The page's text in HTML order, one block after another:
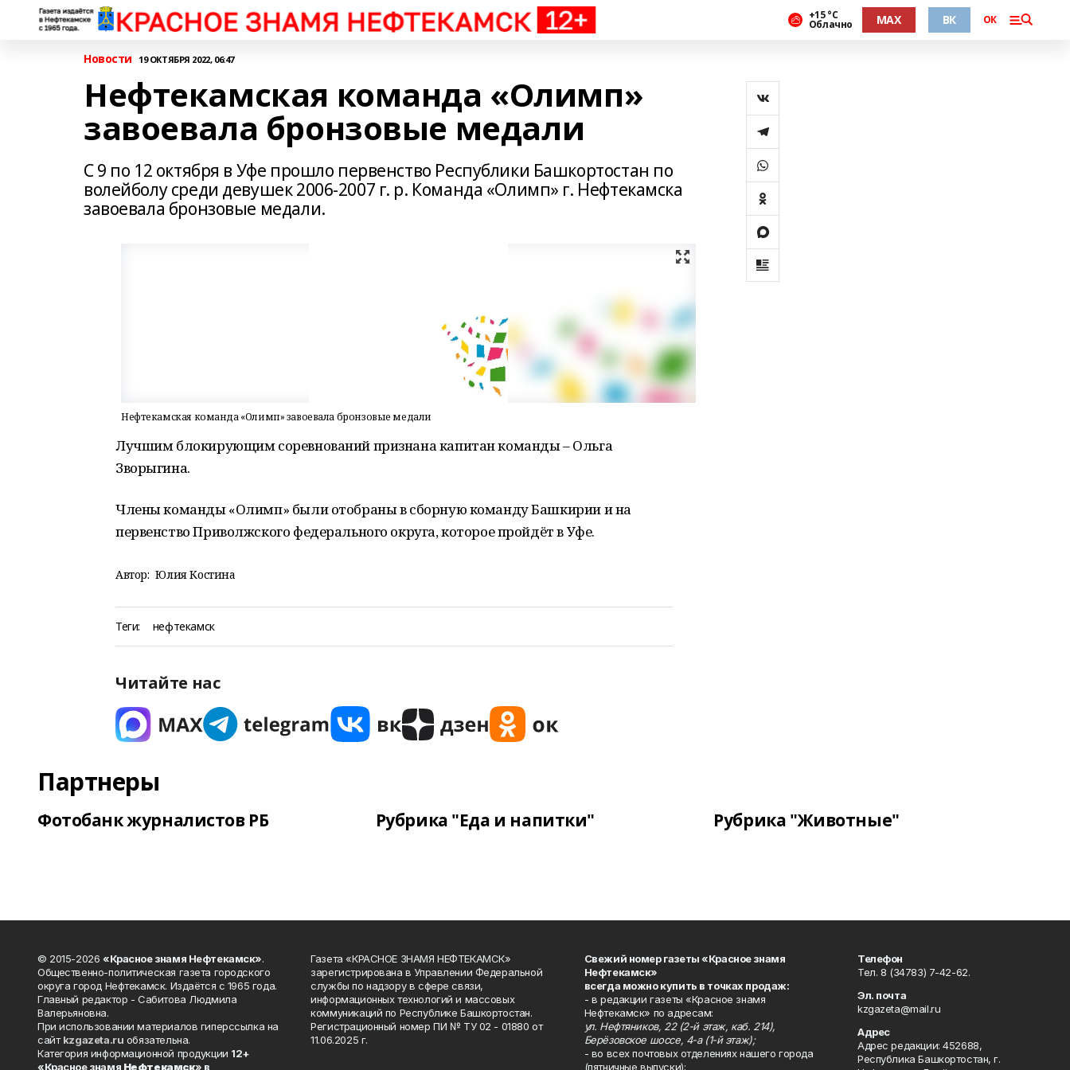
+15 °С
Облачно MAX ВК ОК
Новости 19 ОКТЯБРЯ 2022, 06:47
Нефтекамская команда «Олимп»
завоевала бронзовые медали
С 9 по 12 октября в Уфе прошло первенство Республики Башкортостан по
волейболу среди девушек 2006-2007 г. р. Команда «Олимп» г. Нефтекамска
завоевала бронзовые медали.
Нефтекамская команда «Олимп» завоевала бронзовые медали
Лучшим блокирующим соревнований признана капитан команды – Ольга
Зворыгина.
Члены команды «Олимп» были отобраны в сборную команду Башкирии и на
первенство Приволжского федерального округа, которое пройдёт в Уфе.
Автор: Юлия Костина
Теги: нефтекамск
Читайте нас
Партнеры
Фотобанк журналистов РБ Рубрика "Еда и напитки" Рубрика "Животные"
© 2015-2026 «Красное знамя Нефтекамск».
Общественно-политическая газета городского
округа город Нефтекамск. Издаётся с 1965 года.
Главный редактор - Сабитова Людмила
Валерьяновна.
При использовании материалов гиперссылка на
сайтkzgazeta.ru обязательна.
Категория информационной продукции 12+
«Красное знамя Нефтекамск» в
Газета «КРАСНОЕ ЗНАМЯ НЕФТЕКАМСК»
зарегистрирована в Управлении Федеральной
службы по надзору в сфере связи,
информационных технологий и массовых
коммуникаций по Республике Башкортостан.
Регистрационный номер ПИ № ТУ 02 - 01880 от
11.06.2025 г.
Свежий номер газеты «Красное знамя
Нефтекамск»
всегда можно купить в точках продаж:
- в редакции газеты «Красное знамя
Нефтекамск» по адресам:
ул. Нефтяников, 22 (2-й этаж, каб. 214),
Берёзовское шоссе, 4-а (1-й этаж);
- во всех почтовых отделениях нашего города
(пятничные выпуски);
Телефон
Тел. 8 (34783) 7-42-62.
Эл. почта
kzgazeta@mail.ru
Адрес
Адрес редакции: 452688,
Республика Башкортостан, г.